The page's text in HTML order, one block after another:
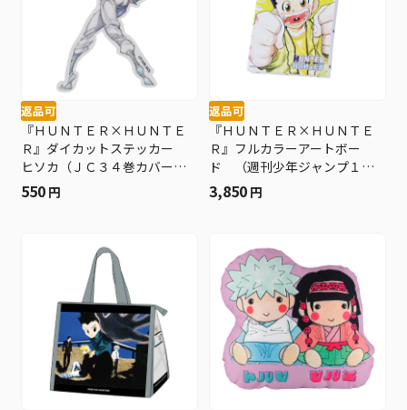
返品可
『ＨＵＮＴＥＲ×ＨＵＮＴＥ
Ｒ』ダイカットステッカー
ヒソカ（ＪＣ３４巻カバーイ
ラスト） ＢＦ３
550 円
返品可
『ＨＵＮＴＥＲ×ＨＵＮＴＥ
Ｒ』フルカラーアートボー
ド （週刊少年ジャンプ１９
９８年１４号表紙イラス
ト） ［ＪＵＭＰ ＡＲＴ
3,850 円